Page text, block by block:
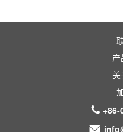
分享到：
关
+86-